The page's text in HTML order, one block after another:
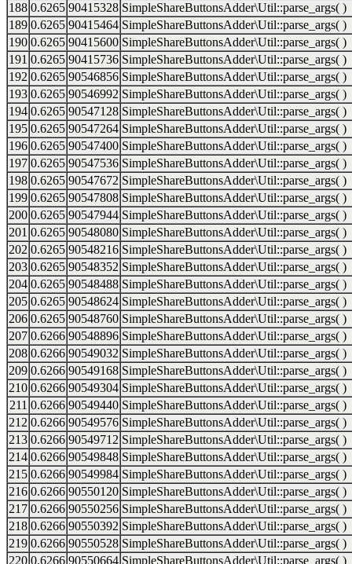
188 0.6265 90415328 SimpleShareButtonsAdder\Util::parse_args( )
189 0.6265 90415464 SimpleShareButtonsAdder\Util::parse_args( )
190 0.6265 90415600 SimpleShareButtonsAdder\Util::parse_args( )
191 0.6265 90415736 SimpleShareButtonsAdder\Util::parse_args( )
192 0.6265 90546856 SimpleShareButtonsAdder\Util::parse_args( )
193 0.6265 90546992 SimpleShareButtonsAdder\Util::parse_args( )
194 0.6265 90547128 SimpleShareButtonsAdder\Util::parse_args( )
195 0.6265 90547264 SimpleShareButtonsAdder\Util::parse_args( )
196 0.6265 90547400 SimpleShareButtonsAdder\Util::parse_args( )
197 0.6265 90547536 SimpleShareButtonsAdder\Util::parse_args( )
198 0.6265 90547672 SimpleShareButtonsAdder\Util::parse_args( )
199 0.6265 90547808 SimpleShareButtonsAdder\Util::parse_args( )
200 0.6265 90547944 SimpleShareButtonsAdder\Util::parse_args( )
201 0.6265 90548080 SimpleShareButtonsAdder\Util::parse_args( )
202 0.6265 90548216 SimpleShareButtonsAdder\Util::parse_args( )
203 0.6265 90548352 SimpleShareButtonsAdder\Util::parse_args( )
204 0.6265 90548488 SimpleShareButtonsAdder\Util::parse_args( )
205 0.6265 90548624 SimpleShareButtonsAdder\Util::parse_args( )
206 0.6265 90548760 SimpleShareButtonsAdder\Util::parse_args( )
207 0.6266 90548896 SimpleShareButtonsAdder\Util::parse_args( )
208 0.6266 90549032 SimpleShareButtonsAdder\Util::parse_args( )
209 0.6266 90549168 SimpleShareButtonsAdder\Util::parse_args( )
210 0.6266 90549304 SimpleShareButtonsAdder\Util::parse_args( )
211 0.6266 90549440 SimpleShareButtonsAdder\Util::parse_args( )
212 0.6266 90549576 SimpleShareButtonsAdder\Util::parse_args( )
213 0.6266 90549712 SimpleShareButtonsAdder\Util::parse_args( )
214 0.6266 90549848 SimpleShareButtonsAdder\Util::parse_args( )
215 0.6266 90549984 SimpleShareButtonsAdder\Util::parse_args( )
216 0.6266 90550120 SimpleShareButtonsAdder\Util::parse_args( )
217 0.6266 90550256 SimpleShareButtonsAdder\Util::parse_args( )
218 0.6266 90550392 SimpleShareButtonsAdder\Util::parse_args( )
219 0.6266 90550528 SimpleShareButtonsAdder\Util::parse_args( )
220 0.6266 90550664 SimpleShareButtonsAdder\Util::parse_args( )